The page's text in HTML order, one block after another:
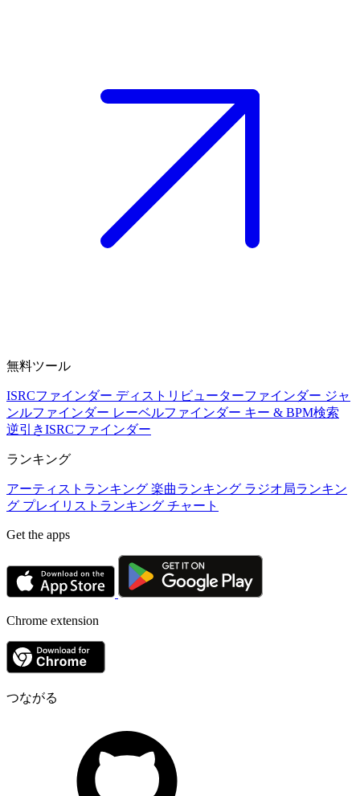
無料ツール
ISRCファインダー ディストリビューターファインダー ジャ
ンルファインダー レーベルファインダー キー & BPM検索
逆引きISRCファインダー
ランキング
アーティストランキング 楽曲ランキング ラジオ局ランキン
グ プレイリストランキング チャート
Get the apps
Chrome extension
つながる